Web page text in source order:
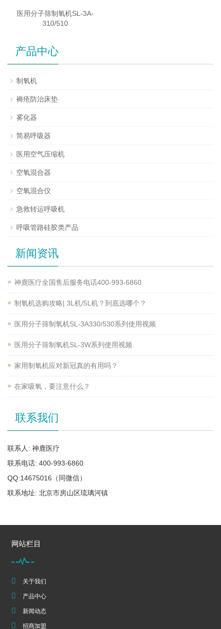
医用分子筛制氧机SL-3A-
310/510
产品中心
制氧机
褥疮防治床垫
雾化器
简易呼吸器
医用空气压缩机
空氧混合器
空氧混合仪
急救转运呼吸机
呼吸管路硅胶类产品
新闻资讯
神鹿医疗全国售后服务电话400-993-6860
制氧机选购攻略| 3L机/5L机？到底选哪个？
医用分子筛制氧机SL-3A330/530系列使用视频
医用分子筛制氧机SL-3W系列使用视频
家用制氧机应对新冠真的有用吗？
在家吸氧，要注意什么？
联系我们
联系人: 神鹿医疗
联系电话: 400-993-6860
QQ:14675016（同微信）
联系地址: 北京市房山区琉璃河镇
网站栏目
关于我们
产品中心
新闻动态
招商加盟